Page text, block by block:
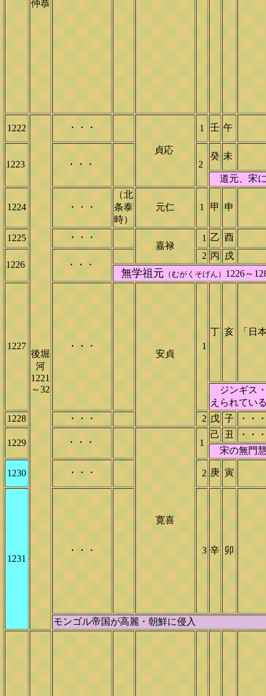
仲恭
1222
後堀
河
1221
～32
・・・
貞応
1 壬 午
1223 ・・・ 2
癸 未
道元、宋
1224 ・・・
（北
条泰
時）
元仁 1 甲 申
1225
・・・
嘉禄
1 乙 酉
1226 ・・・
2 丙 戌
無学祖元 （むがくそげん） 1226～
1227 ・・・
安貞
1
丁 亥 「日
ジンギス・
えられてい
1228
・・・ 2 戊 子 ・・
1229 ・・・
寛喜
1
己 丑
・・
宋の無門
1230 ・・・ 2 庚 寅
1231
・・・ 3 辛 卯
モンゴル帝国が高麗・朝鮮に侵入